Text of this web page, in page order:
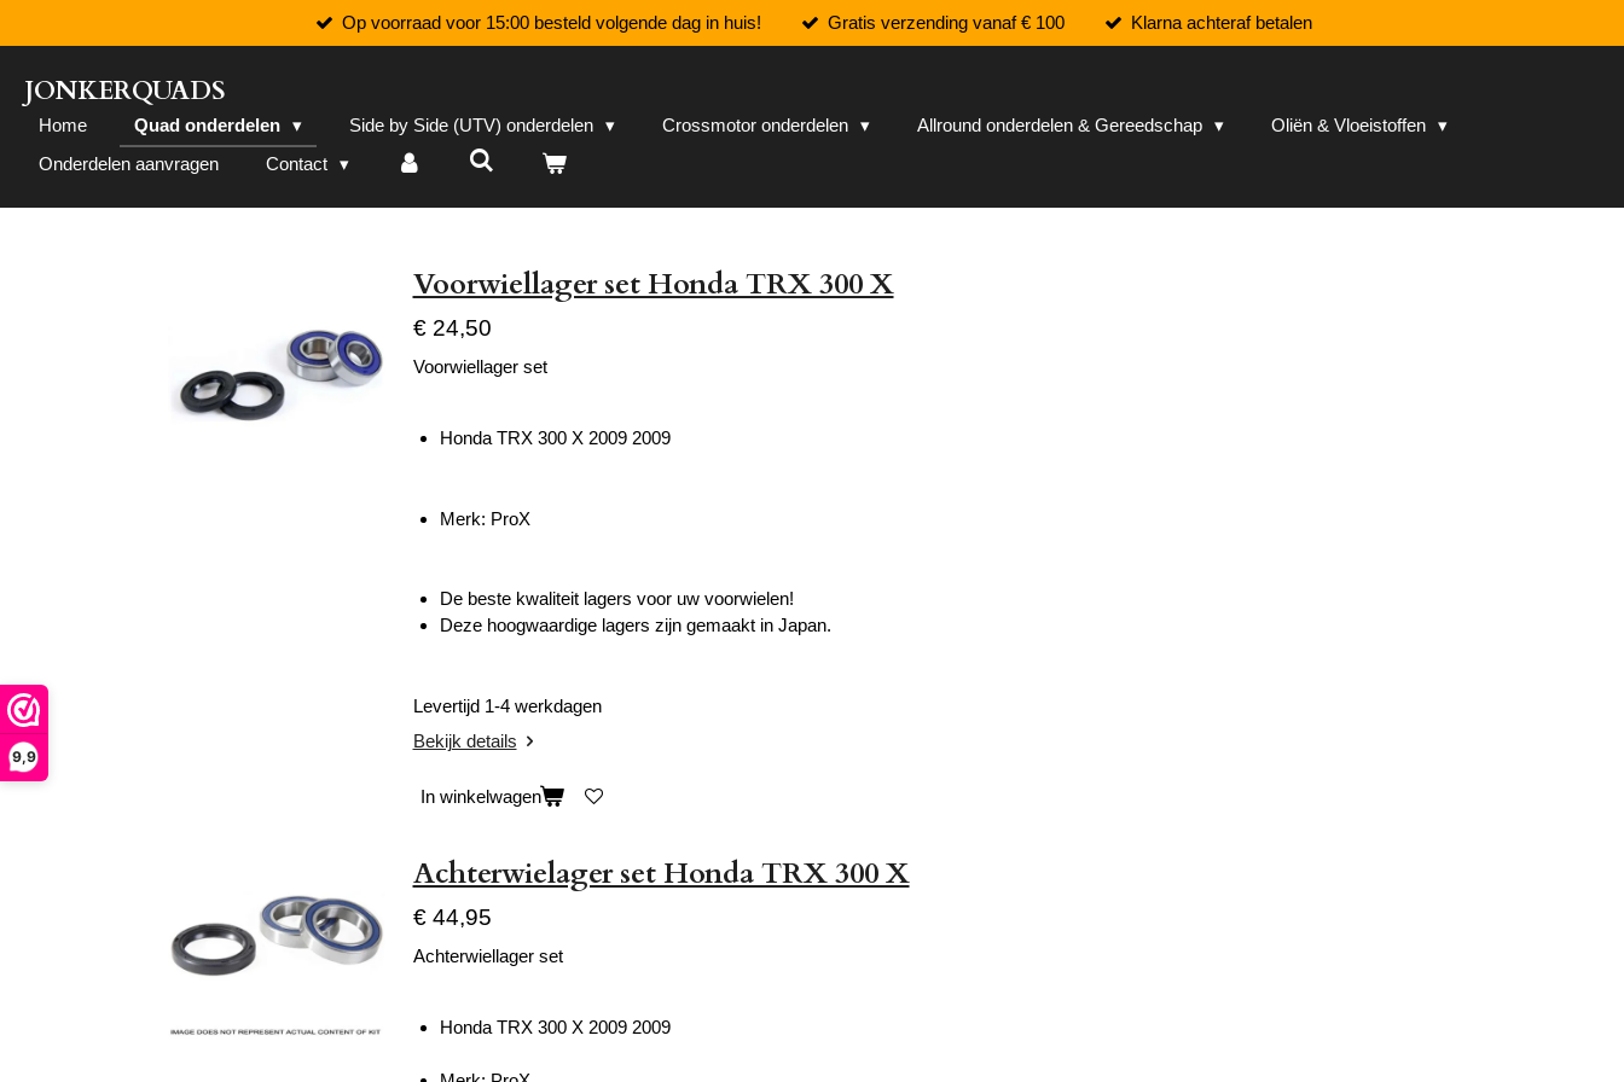
9,9
direct
naar
de
hoofdinhoud
Op voorraad voor 15:00 besteld volgende dag in huis! Gratis verzending vanaf € 100 Klarna achteraf betalen
JONKERQUADS
Home Quad onderdelen Side by Side (UTV) onderdelen Crossmotor onderdelen Allround onderdelen & Gereedschap
Oliën & Vloeistoffen
Onderdelen aanvragen
Contact
Voorwiellager set Honda TRX 300 X
€ 24,50
Voorwiellager set
Honda TRX 300 X 2009 2009
Merk: ProX
De beste kwaliteit lagers voor uw voorwielen!
Deze hoogwaardige lagers zijn gemaakt in Japan.
Levertijd 1-4 werkdagen
Bekijk details
In winkelwagen
Achterwielager set Honda TRX 300 X
€ 44,95
Achterwiellager set
Honda TRX 300 X 2009 2009